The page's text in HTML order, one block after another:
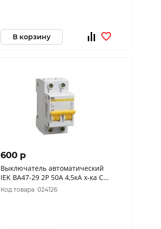
В корзину
600 p
Выключатель автоматический
IEK ВА47-29 2Р 50А 4,5кА х-ка С
MVA20-2-050-C
Код товара: 024126